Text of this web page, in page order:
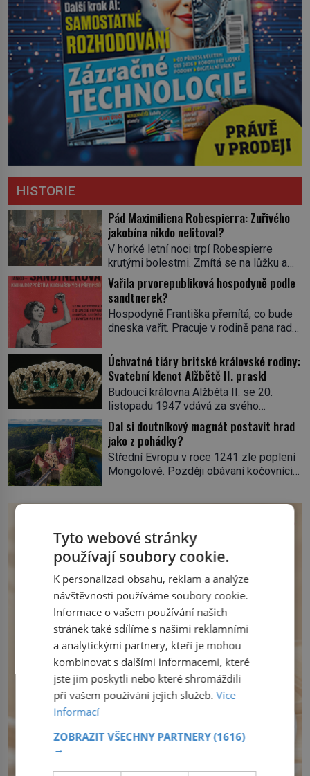
HISTORIE
Pád Maximiliena Robespierra: Zuřivého
jakobína nikdo nelitoval?
V horké letní noci trpí Robespierre
krutými bolestmi. Zmítá se na lůžku a
hlavou mu víří kolotoč myšlenek. Když
se probere z mdlob, vzpomene si na
jednu z pařížských jasnovidek, kterou
před lety navštívil. Prorokovala mu
tragický osud. Tehdy se jí vysmál.
prohlásil o něm jiný významný
francouzský revolucionář, Honoré de
Mirabeau […]
Vařila prvorepubliková hospodyně podle
sandtnerek?
Hospodyně Františka přemítá, co bude
dneska vařit. Pracuje v rodině pana rady
rychle v jedné ze „sandtnerek“.
„Zaplaťpánbůh, že už nemusíme chodit
s lístky,“ povzdechne si směrem ke
služce, kterou má v kuchyni k ruce.
Ještě v prvních letech nové republiky
fungoval kvůli nedostatku zboží
přídělový systém. […]
Úchvatné tiáry britské královské rodiny:
Svatební klenot Alžbětě II. praskl
Budoucí královna Alžběta II. se 20.
listopadu 1947 vdává za svého
vyvoleného Filipa Mountbattena. Aby
měla na obřad ve Westminsteru podle
tradice „něco vypůjčeného“, její matka jí
věnuje jedinečný šperk ze své
soukromé kolekce – diamantovou tiáru
tiára,“ zhodnotil klenot britský politik Sir
Dal si doutníkový magnát postavit hrad
jako z pohádky?
Střední Evropu v roce 1241 zle poplení
Mongolové. Později obávaní kočovníci
jednat. Na další případné řádění barbarů
Český král Václav I. (1205–1253) přijme
opatření, která mají posílit obranu jeho
království. Zajistit hodlá především
severní hranici. Na […]
Tyto webové stránky
používají soubory cookie.
K personalizaci obsahu, reklam a analýze
návštěvnosti používáme soubory cookie.
Informace o vašem používání našich
stránek také sdílíme s našimi reklamními
a analytickými partnery, kteří je mohou
kombinovat s dalšími informacemi, které
jste jim poskytli nebo které shromáždili
při vašem používání jejich služeb.Více
informací
ZOBRAZIT VŠECHNY PARTNERY(1616)
→